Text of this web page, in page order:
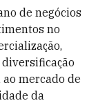
de negócios
no
mercado de
da